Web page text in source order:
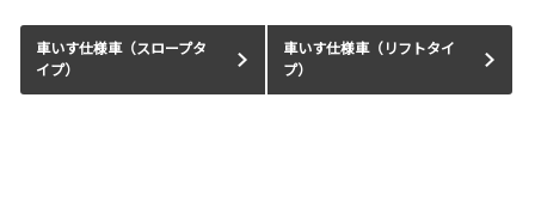
車いす仕様車（スロープタ
イプ）
車いす仕様車（リフトタイ
プ）